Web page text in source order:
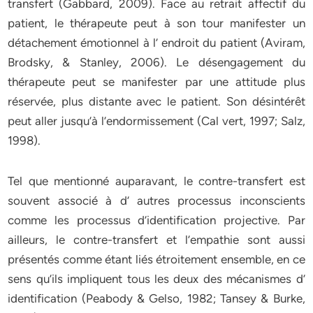
transfert (Gabbard, 2009). Face au retrait affectif du
patient, le thérapeute peut à son tour manifester un
détachement émotionnel à l’ endroit du patient (Aviram,
Brodsky, & Stanley, 2006). Le désengagement du
thérapeute peut se manifester par une attitude plus
réservée, plus distante avec le patient. Son désintérêt
peut aller jusqu’à l’endormissement (Cal vert, 1997; Salz,
1998).
Tel que mentionné auparavant, le contre-transfert est
souvent associé à d’ autres processus inconscients
comme les processus d’identification projective. Par
ailleurs, le contre-transfert et l’empathie sont aussi
présentés comme étant liés étroitement ensemble, en ce
sens qu’ils impliquent tous les deux des mécanismes d’
identification (Peabody & Gelso, 1982; Tansey & Burke,